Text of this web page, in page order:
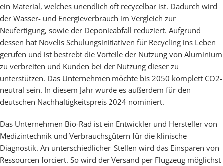
ein Material, welches unendlich oft recycelbar ist. Dadurch wird
der Wasser- und Energieverbrauch im Vergleich zur
Neufertigung, sowie der Deponieabfall reduziert. Aufgrund
dessen hat Novelis Schulungsinitiativen für Recycling ins Leben
gerufen und ist bestrebt die Vorteile der Nutzung von Aluminium
zu verbreiten und Kunden bei der Nutzung dieser zu
unterstützen. Das Unternehmen möchte bis 2050 komplett CO2-
neutral sein. In diesem Jahr wurde es außerdem für den
deutschen Nachhaltigkeitspreis 2024 nominiert.
Das Unternehmen Bio-Rad ist ein Entwickler und Hersteller von
Medizintechnik und Verbrauchsgütern für die klinische
Diagnostik. An unterschiedlichen Stellen wird das Einsparen von
Ressourcen forciert. So wird der Versand per Flugzeug möglichst